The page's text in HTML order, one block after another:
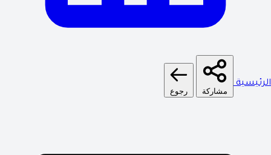
الرئيسية
مشاركة رجوع